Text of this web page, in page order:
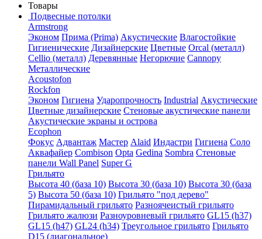
Товары
Подвесные потолки
Armstrong
Эконом Прима (Prima) Акустические Влагостойкие
Гигиенические Дизайнерские Цветные Orcal (металл)
Cellio (металл) Деревянные Негорючие Cannopy
Металлические
Acoustofon
Rockfon
Эконом Гигиена Ударопрочность Industrial Акустические
Цветные дизайнерские Стеновые акустические панели
Акустические экраны и острова
Ecophon
Фокус Адвантаж Мастер Alaid Индастри Гигиена Соло
Аквафайер Combison Opta Gedina Sombra Стеновые
панели Wall Panel Super G
Грильято
Высота 40 (база 10) Высота 30 (база 10) Высота 30 (база
5) Высота 50 (база 10) Грильято "под дерево"
Пирамидальный грильято Разноячеистый грильято
Грильято жалюзи Разноуровневый грильято GL15 (h37)
GL15 (h47) GL24 (h34) Треугольное грильято Грильято
D15 (диагональное)